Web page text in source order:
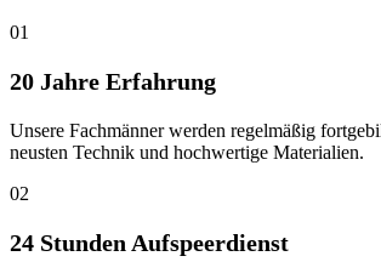
01
20 Jahre Erfahrung
Unsere Fachmänner werden regelmäßig
neusten Technik und hochwertige Materialien.
02
24 Stunden Aufspeerdienst